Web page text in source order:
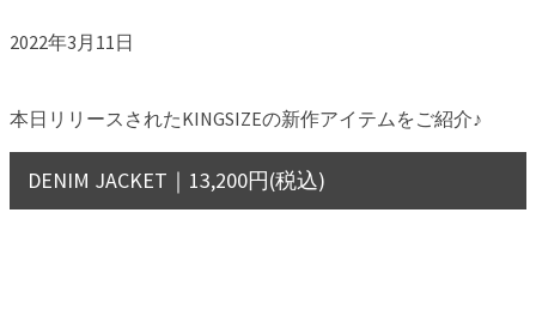
2022年3月11日
本日リリースされたKINGSIZEの新作アイテムをご紹介♪
DENIM JACKET｜13,200円(税込)